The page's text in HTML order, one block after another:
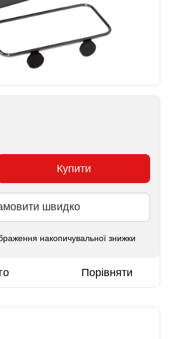
Купити
швидко
накопичувальної знижки
Порівняти